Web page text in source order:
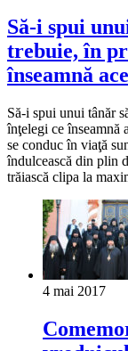
Să-i spui
trebuie, în
înseamnă
Să-i spui unui tânăr
înţelegi ce înseamnă
se conduc în viaţă
îndulcească din plin
trăiască clipa la
4 mai 2017